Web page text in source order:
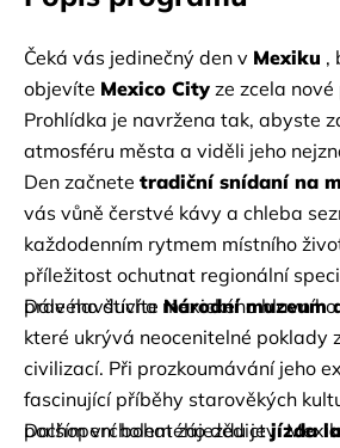
Čeká vás jedinečný den v Mexiku ,
objevíte Mexico City ze zcela
Prohlídka je navržena tak, abyste
atmosféru města a viděli jeho
Den začnete tradiční snídaní na
vás vůně čerstvé kávy a chleba
každodenním rytmem místního
příležitost ochutnat regionální
pravého ducha mexického
Dále navštívíte Národní muzeum
které ukrývá neocenitelné poklady
civilizací. Při prozkoumávání jeho
fascinující příběhy starověkých
pochopení bohatého dědictví
Dalším vrcholem zájezdu je jízda